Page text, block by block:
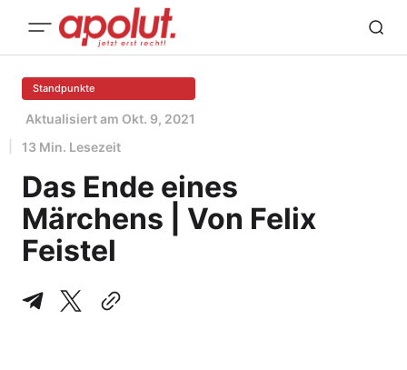
Standpunkte
Aktualisiert am Okt. 9, 2021
13 Min. Lesezeit
Das Ende eines
Märchens | Von Felix
Feistel